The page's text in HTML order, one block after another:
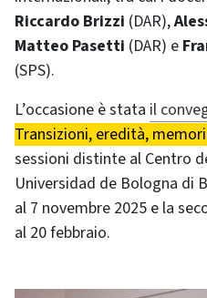
Riccardo Brizzi (DAR),
Matteo Pasetti (DAR) e
(SPS).
L’occasione è stata il
Transizioni, eredità,
sessioni distinte al Centro
Universidad de Bologna di
al 7 novembre 2025 e la
al 20 febbraio.